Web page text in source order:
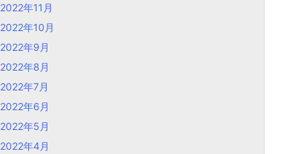
2022年11月
2022年10月
2022年9月
2022年8月
2022年7月
2022年6月
2022年5月
2022年4月